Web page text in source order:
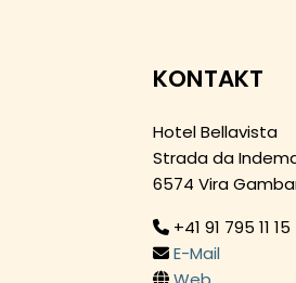
KONTAKT
Hotel Bellavista
Strada da
6574 Vira
+41 91 795 11 15
E-Mail